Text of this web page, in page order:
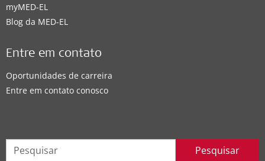
myMED‑EL
Blog da MED-EL
Entre em contato
Oportunidades de carreira
Entre em contato conosco
Pesquisar